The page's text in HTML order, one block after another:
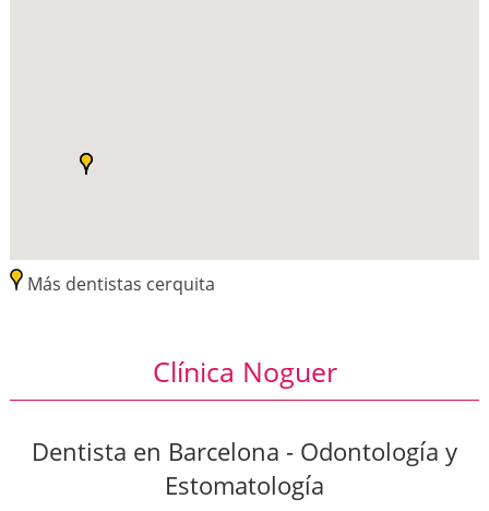
Más dentistas cerquita
Clínica Noguer
Dentista en Barcelona - Odontología y
Estomatología